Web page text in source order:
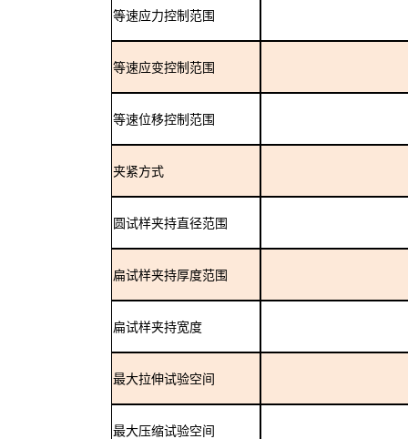
等速应力控制范围
等速应变控制范围
等速位移控制范围
夹紧方式
圆试样夹持直径范围
扁试样夹持厚度范围
扁试样夹持宽度
最大拉伸试验空间
最大压缩试验空间